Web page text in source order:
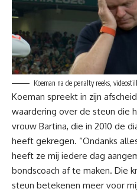
Koeman na de penalty reeks,
Koeman spreekt in zijn
waardering over de steun die
vrouw Bartina, die in 2010 de
heeft gekregen. “Ondanks
heeft ze mij iedere dag
bondscoach af te maken. Die
steun betekenen meer voor